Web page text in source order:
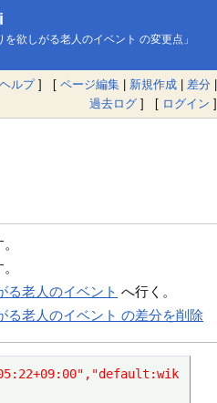
欲しがる老人のイベント の変更点」
ヘルプ] [ ページ編集 | 新規作成 | 差分 |
過去ログ ] [ ログイン ]
る老人のイベント へ行く。
る老人のイベント の差分を削除